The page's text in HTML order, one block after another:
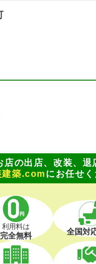
店の出店、改装、退
建築.comにお任せ
利用料は
完全無料 全国対